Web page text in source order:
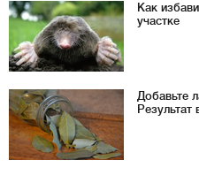
Как
участке
Добавьте